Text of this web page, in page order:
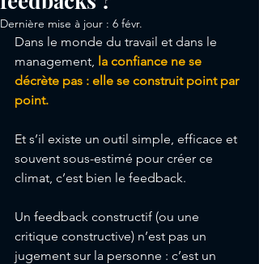
Dernière mise à jour : 6 févr.
Dans le monde du travail et dans le
management, la confiance ne se
décrète pas : elle se construit point par
point.
Et s’il existe un outil simple, efficace et
souvent sous-estimé pour créer ce
climat, c’est bien le feedback.
Un feedback constructif (ou une
critique constructive) n’est pas un
jugement sur la personne : c’est un